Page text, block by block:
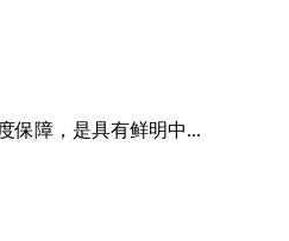
保障，是具有鲜明中...